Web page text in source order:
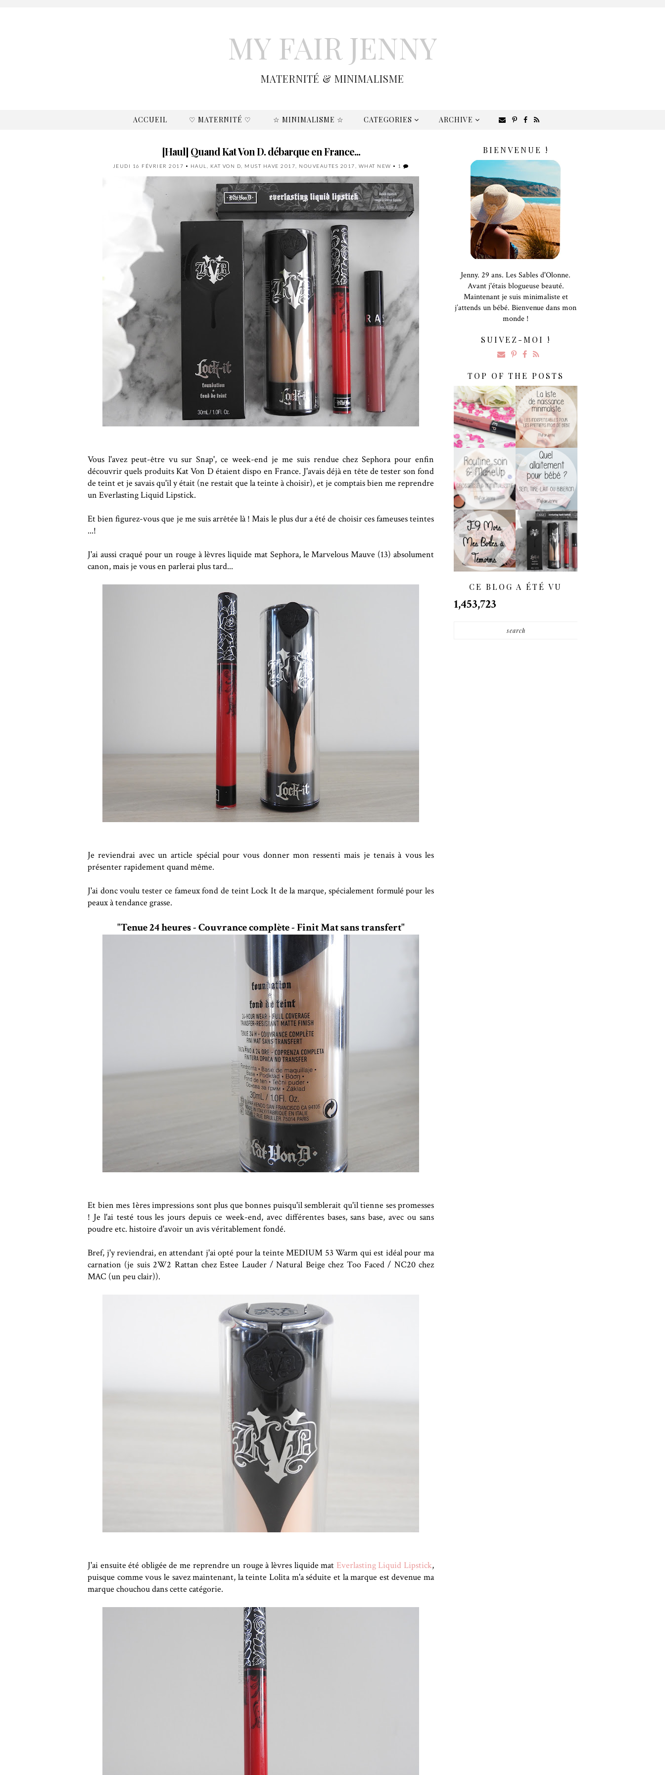
MY FAIR JENNY
MATERNITÉ & MINIMALISME
ACCUEIL ♡ MATERNITÉ ♡ ☆ MINIMALISME ☆ CATEGORIES ARCHIVE
[Haul] Quand Kat Von D. débarque en France...
JEUDI 16 FÉVRIER 2017 • HAUL KAT VON D MUST HAVE 2017 NOUVEAUTES 2017 WHAT NEW • 1
Vous l'avez peut-être vu sur Snap', ce week-end je me suis rendue chez Sephora pour enfin
découvrir quels produits Kat Von D étaient dispo en France. J'avais déjà en tête de tester son fond
de teint et je savais qu'il y était (ne restait que la teinte à choisir), et je comptais bien me reprendre
un Everlasting Liquid Lipstick.
Et bien figurez-vous que je me suis arrêtée là ! Mais le plus dur a été de choisir ces fameuses teintes
...!
J'ai aussi craqué pour un rouge à lèvres liquide mat Sephora, le Marvelous Mauve (13) absolument
canon, mais je vous en parlerai plus tard...
Je reviendrai avec un article spécial pour vous donner mon ressenti mais je tenais à vous les
présenter rapidement quand même.
J'ai donc voulu tester ce fameux fond de teint Lock It de la marque, spécialement formulé pour les
peaux à tendance grasse.
"Tenue 24 heures - Couvrance complète - Finit Mat sans transfert"
Et bien mes 1ères impressions sont plus que bonnes puisqu'il semblerait qu'il tienne ses promesses
! Je l'ai testé tous les jours depuis ce week-end, avec différentes bases, sans base, avec ou sans
poudre etc. histoire d'avoir un avis véritablement fondé.
Bref, j'y reviendrai, en attendant j'ai opté pour la teinte MEDIUM 53 Warm qui est idéal pour ma
carnation (je suis 2W2 Rattan chez Estee Lauder / Natural Beige chez Too Faced / NC20 chez
MAC (un peu clair)).
J'ai ensuite été obligée de me reprendre un rouge à lèvres liquide mat Everlasting Liquid Lipstick,
puisque comme vous le savez maintenant, la teinte Lolita m'a séduite et la marque est devenue ma
marque chouchou dans cette catégorie.
BIENVENUE !
Jenny. 29 ans. Les Sables d'Olonne.
Avant j'étais blogueuse beauté.
Maintenant je suis minimaliste et
j’attends un bébé. Bienvenue dans mon
monde !
SUIVEZ-MOI !
TOP OF THE POSTS
Rouge Velouté
Sans Transfert De
Sephora : LA
Surprise !
[Maternité] La
Liste De Naissance
Minimaliste
Soins & MakeUp
De Grossesse
Pour Les
Minimalistes !
Allaitement :
Biberon, Sein Ou
Tire-Lait ?
[WEDDING] J-9
Mois | DIY : Nos
Boîtes À Témoins
- (BestMan Box)
[Haul] Quand Kat
Von D. Débarque
En France...
CE BLOG A ÉTÉ VU
1,453,723